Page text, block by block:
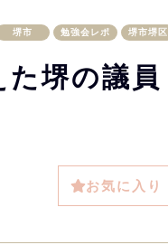
堺市 勉強会レポ 堺市堺区
た堺の議員
お気に入り